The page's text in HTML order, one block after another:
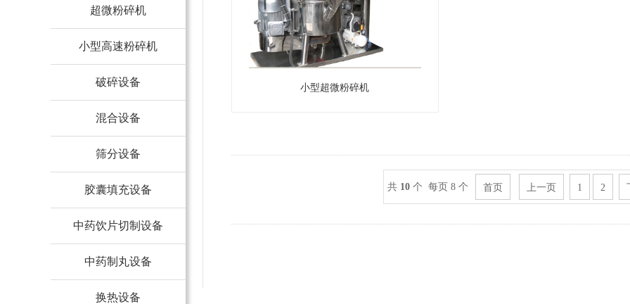
超微粉碎机
小型高速粉碎机
破碎设备
混合设备
筛分设备
胶囊填充设备
中药饮片切制设备
中药制丸设备
换热设备
小型超微粉碎机
共 10个 每页 8 个 首页 上一页 1 2